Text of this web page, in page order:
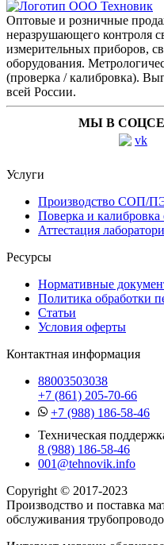
Оптовые и розничные
неразрушающего контроля
измерительных приборов,
оборудования.
(проверка / калибровка).
всей России.
МЫ В
Услуги
Производство СОП/
Поверка и калибровка
Аттестация
Ресурсы
Нормативные
Политика обработки
Статьи
Условия оферты
Контактная информация
88003503038
+7 (861) 205-70-66
+7 (988) 186-58-46
Техническая
8 (988) 186-58-46
001@tehnovik.info
Copyright © 2017-2023
Производство и поставка
обслуживания